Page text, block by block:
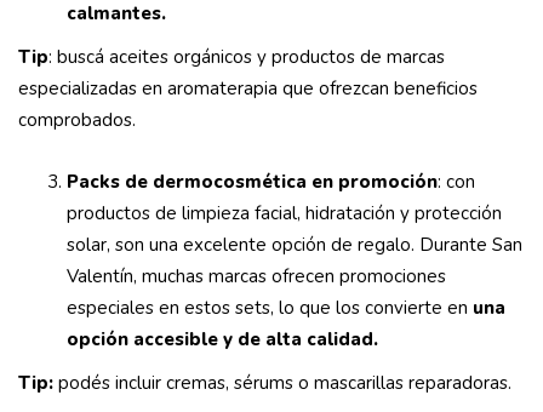
calmantes.
Tip: buscá aceites orgánicos y productos de marcas
especializadas en aromaterapia que ofrezcan beneficios
comprobados.
Packs de dermocosmética en promoción: con
productos de limpieza facial, hidratación y protección
solar, son una excelente opción de regalo. Durante San
Valentín, muchas marcas ofrecen promociones
especiales en estos sets, lo que los convierte en una
opción accesible y de alta calidad.
Tip: podés incluir cremas, sérums o mascarillas reparadoras.